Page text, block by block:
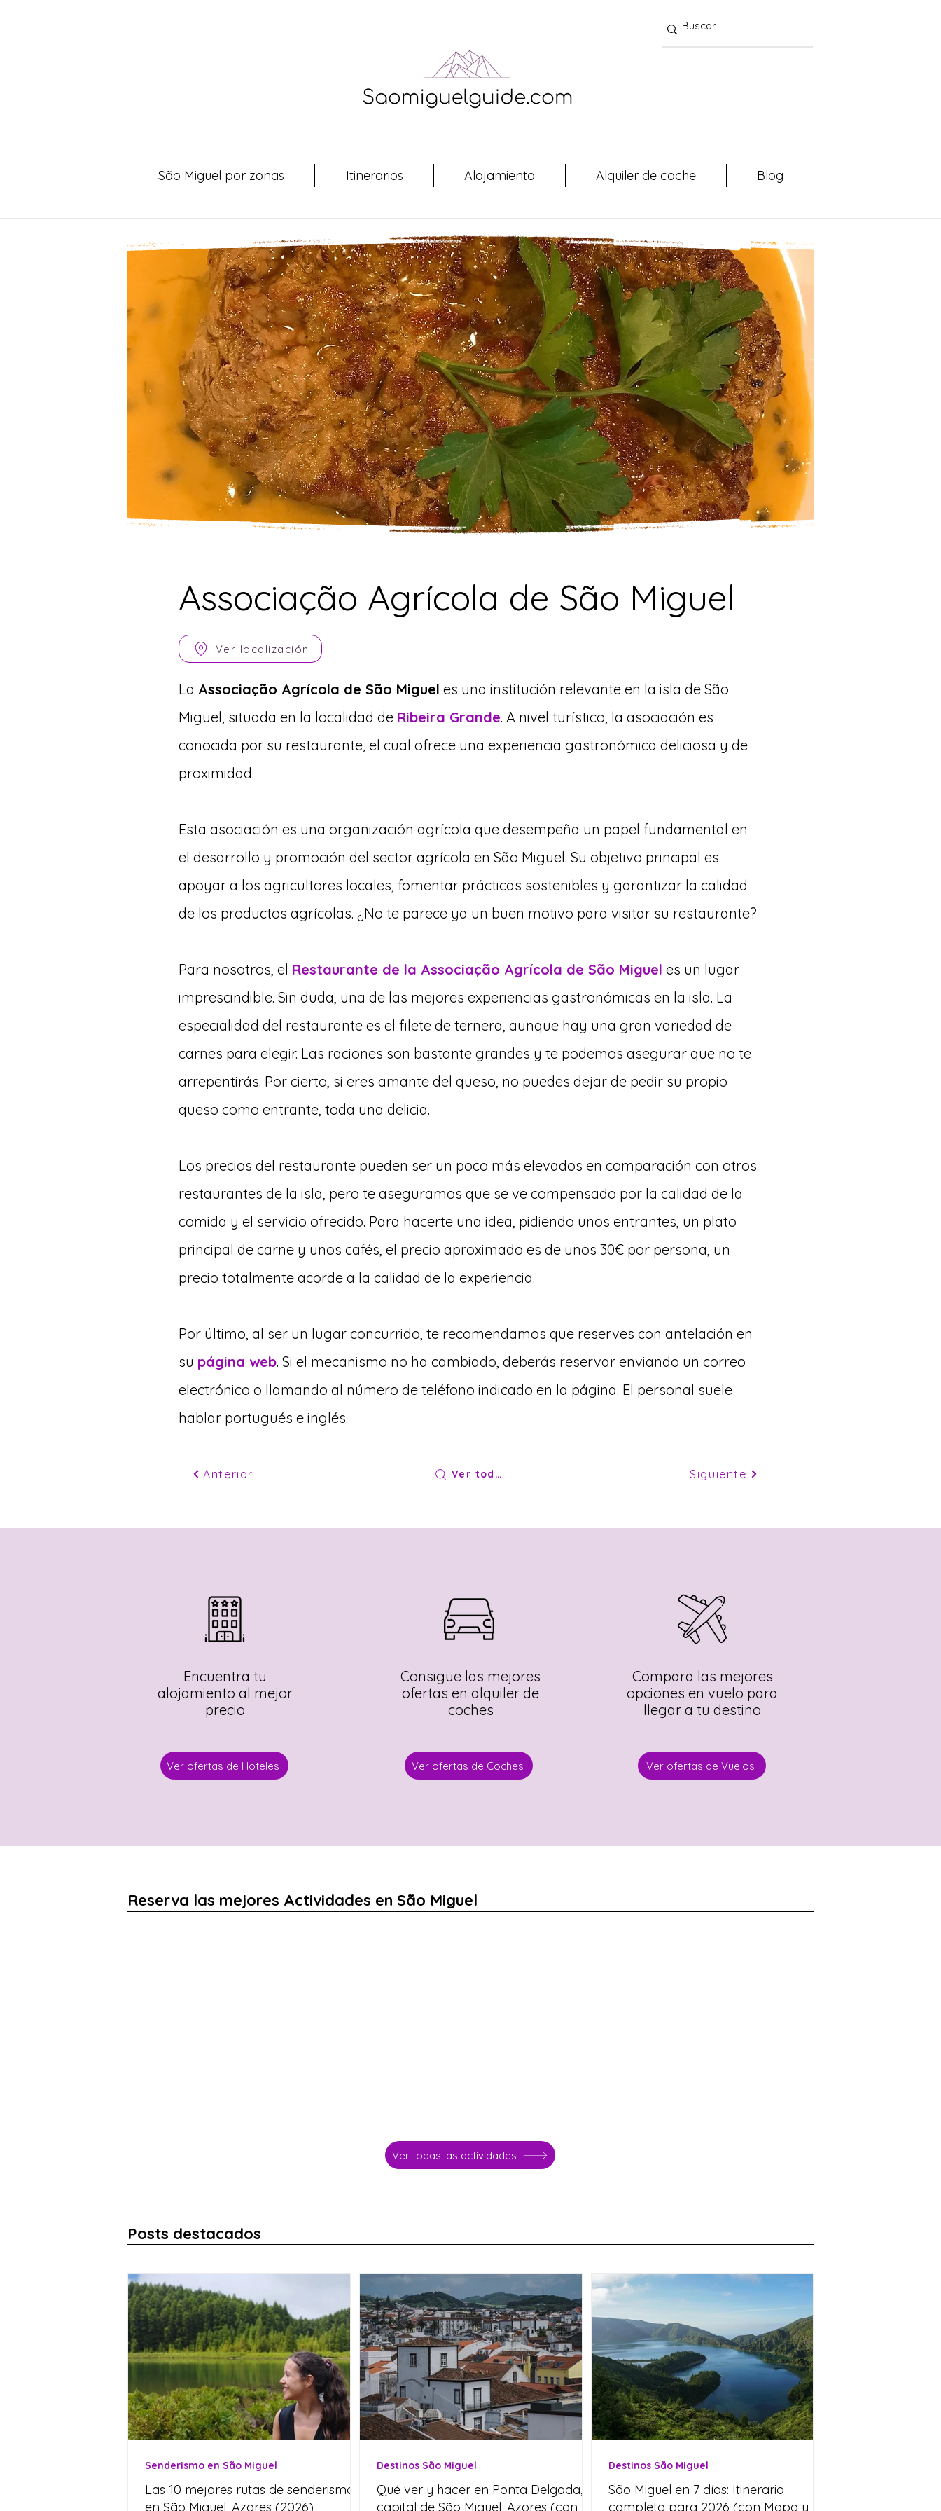
São Miguel por zonas Itinerarios Alojamiento Alquiler de coche Blog
Associação Agrícola de São Miguel
Ver localización
La Associação Agrícola de São Miguel es una institución relevante en la isla de São
Miguel, situada en la localidad de Ribeira Grande. A nivel turístico, la asociación es
conocida por su restaurante, el cual ofrece una experiencia gastronómica deliciosa y de
proximidad.
Esta asociación es una organización agrícola que desempeña un papel fundamental en
el desarrollo y promoción del sector agrícola en São Miguel. Su objetivo principal es
apoyar a los agricultores locales, fomentar prácticas sostenibles y garantizar la calidad
de los productos agrícolas. ¿No te parece ya un buen motivo para visitar su restaurante?
Para nosotros, el Restaurante de la Associação Agrícola de São Miguel es un lugar
imprescindible. Sin duda, una de las mejores experiencias gastronómicas en la isla. La
especialidad del restaurante es el filete de ternera, aunque hay una gran variedad de
carnes para elegir. Las raciones son bastante grandes y te podemos asegurar que no te
arrepentirás. Por cierto, si eres amante del queso, no puedes dejar de pedir su propio
queso como entrante, toda una delicia.
Los precios del restaurante pueden ser un poco más elevados en comparación con otros
restaurantes de la isla, pero te aseguramos que se ve compensado por la calidad de la
comida y el servicio ofrecido. Para hacerte una idea, pidiendo unos entrantes, un plato
principal de carne y unos cafés, el precio aproximado es de unos 30€ por persona, un
precio totalmente acorde a la calidad de la experiencia.
Por último, al ser un lugar concurrido, te recomendamos que reserves con antelación en
su página web. Si el mecanismo no ha cambiado, deberás reservar enviando un correo
electrónico o llamando al número de teléfono indicado en la página. El personal suele
hablar portugués e inglés.
Anterior Ver todos Siguiente
Encuentra tu
alojamiento al mejor
precio
Ver ofertas de Hoteles
Consigue las mejores
ofertas en alquiler de
coches
Ver ofertas de Coches
Compara las mejores
opciones en vuelo para
llegar a tu destino
Ver ofertas de Vuelos
Reserva las mejores Actividades en São Miguel
Ver todas las actividades
Posts destacados
Las 10 mejores rutas de senderismo
en São Miguel, Azores (2026)
Senderismo en São Miguel
Qué ver y hacer en Ponta Delgada, la
capital de São Miguel, Azores (con
Destinos São Miguel
São Miguel en 7 días: Itinerario
completo para 2026 (con Mapa y
Destinos São Miguel